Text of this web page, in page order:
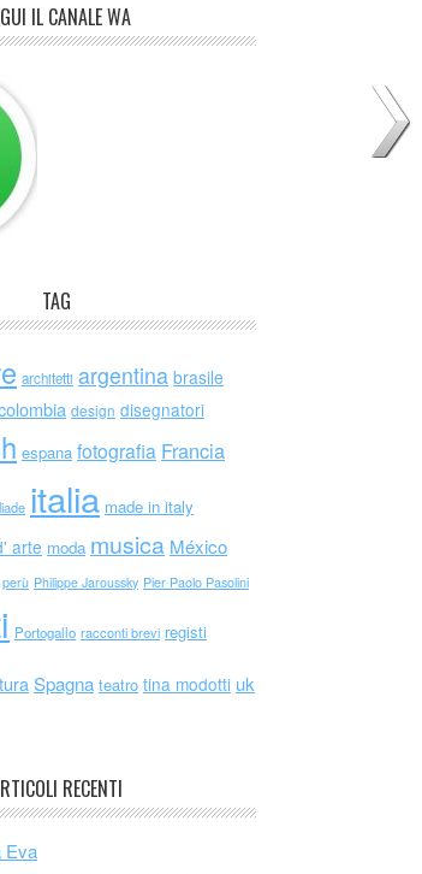
IL CANALE WA
TAG
architetti argentina brasile
design disegnatori
espana fotografia Francia
italia made in italy
arte moda musica México
perù Philippe Jaroussky Pier Paolo Pasolini
Portogallo racconti brevi registi
Spagna teatro tina modotti uk
RECENTI
Eva